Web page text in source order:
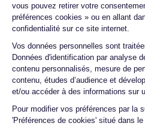
vous pouvez retirer votre
préférences cookies » ou en allant
confidentialité sur ce site internet.
Vos données personnelles sont
Données d'identification par analyse
contenu personnalisés, mesure de
contenu, études d’audience et
et/ou accéder à des informations sur
Pour modifier vos préférences par la
'Préférences de cookies' situé dans le
Axeptio
10/07/26
Franchement super content ! J'ai
chez eux et rien à redire, il est
changée ...
Marc B.
09/07/26